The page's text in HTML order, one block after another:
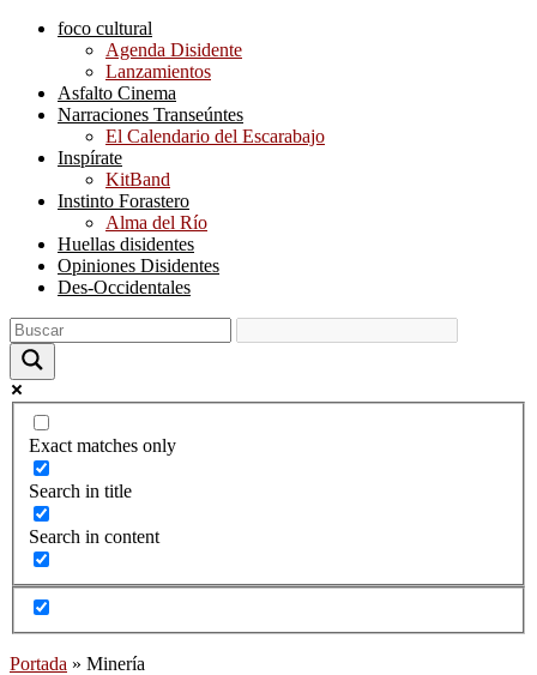
foco cultural
Agenda Disidente
Lanzamientos
Asfalto Cinema
Narraciones Transeúntes
El Calendario del Escarabajo
Inspírate
KitBand
Instinto Forastero
Alma del Río
Huellas disidentes
Opiniones Disidentes
Des-Occidentales
Exact matches only
Search in title
Search in content
Portada » Minería